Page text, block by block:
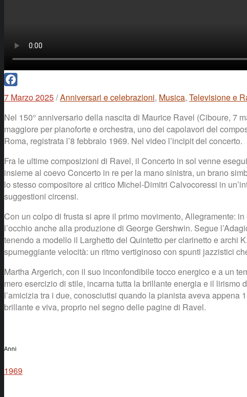
Facebook
7 Marzo 2025/Anniversari e celebrazioni, Musica, Televisione e
Nel 150° anniversario della nascita di Maurice Ravel (Ciboure, 7
maggiore per pianoforte e orchestra, uno dei capolavori del
Roma, registrata l’8 febbraio 1969. Nel video l’incipit del concerto.
Fra le ultime composizioni di Ravel, il Concerto in sol venne
insieme al coevo Concerto in re per la mano sinistra, un brano
lo stesso compositore al critico Michel-Dimitri Calvocoressi in
suggestioni circensi.
Con un colpo di frusta si apre il primo movimento, Allegramente:
l’occhio anche alla produzione di George Gershwin. Segue
tenendo a modello il Larghetto del Quintetto per clarinetto e archi
spumeggiante velocità: un ritmo vertiginoso con spunti jazzistici
Martha Argerich, con il suo inconfondibile tocco energico e a un
mero esercizio di stile, incarna tutta la brillante energia e il
l’amicizia tra i due, conosciutisi quando la pianista aveva appena
brillante e viva, proprio nel segno delle pagine di Ravel.
Anni
1969